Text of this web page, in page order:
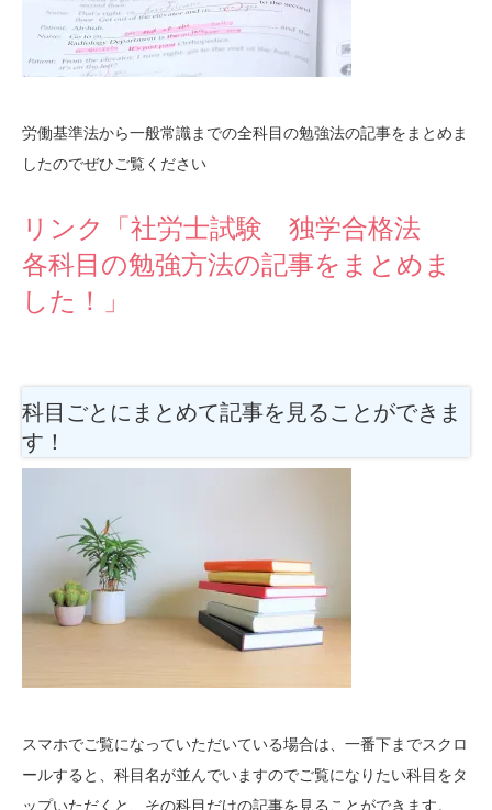
労働基準法から一般常識までの全科目の勉強法の記事をまとめま
したのでぜひご覧ください
リンク「社労士試験 独学合格法
各科目の勉強方法の記事をまとめま
した！」
科目ごとにまとめて記事を見ることができま
す！
スマホでご覧になっていただいている場合は、一番下までスクロ
ールすると、科目名が並んでいますのでご覧になりたい科目をタ
ップいただくと、その科目だけの記事を見ることができます。